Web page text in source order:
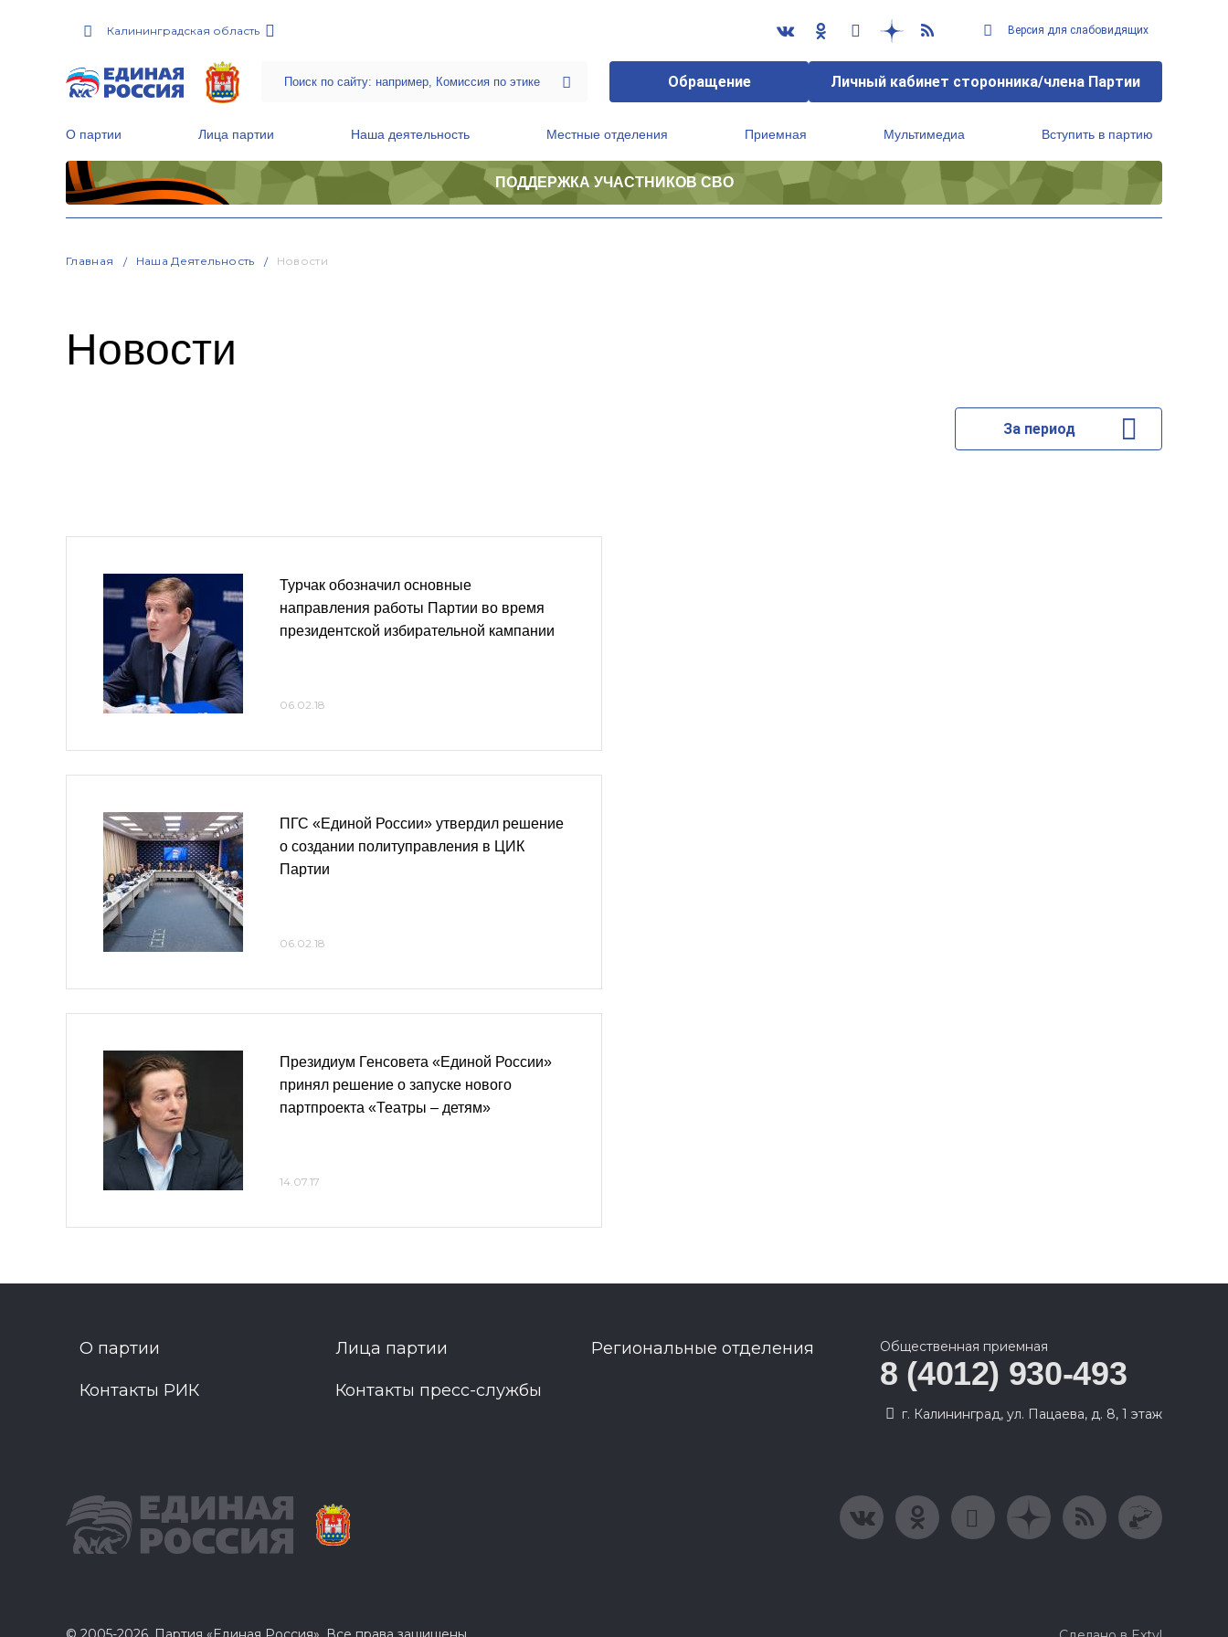
Калининградская область Версия для слабовидящих
Обращение Личный кабинет сторонника/члена Партии
О партии Лица партии Наша деятельность Местные отделения Приемная Мультимедиа Вступить в партию
ПОДДЕРЖКА УЧАСТНИКОВ СВО
Главная Наша Деятельность Новости
Новости
За период
Турчак обозначил основные
направления работы Партии во время
президентской избирательной кампании
06.02.18
ПГС «Единой России» утвердил решение
о создании политуправления в ЦИК
Партии
06.02.18
Президиум Генсовета «Единой России»
принял решение о запуске нового
партпроекта «Театры – детям»
14.07.17
О партии Лица партии Региональные отделения
Контакты РИК Контакты пресс-службы
Общественная приемная
8 (4012) 930-493
г. Калининград, ул. Пацаева, д. 8, 1 этаж